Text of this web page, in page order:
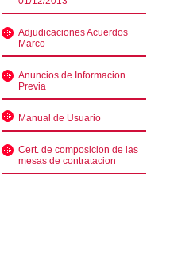
Adjudicaciones Acuerdos
Marco
Anuncios de Informacion
Previa
Manual de Usuario
Cert. de composicion de las
mesas de contratacion